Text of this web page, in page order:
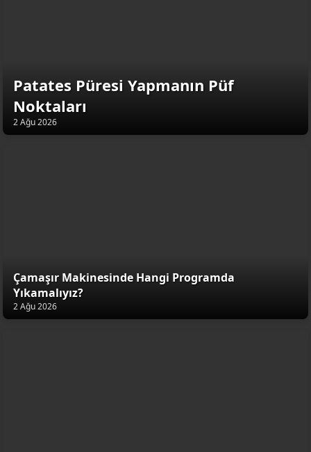
Patates Püresi Yapmanın Püf
Noktaları
2 Ağu 2026
Çamaşır Makinesinde Hangi Programda
Yıkamalıyız?
2 Ağu 2026